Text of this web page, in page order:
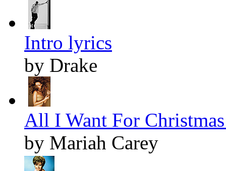
Intro lyrics
by Drake
All I Want For
by Mariah Carey